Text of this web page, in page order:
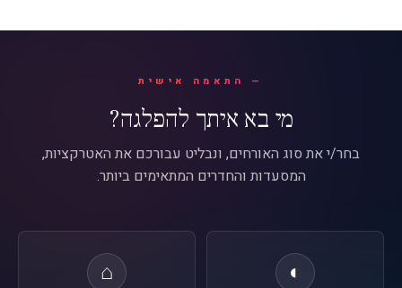
התאמה אישית
מי בא איתך להפלגה?
בחר/י את סוג האורחים, ונבליט עבורכם את האטרקציות,
המסעדות והחדרים המתאימים ביותר.
◐
⌂